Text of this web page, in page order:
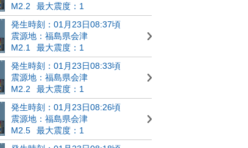
M2.2
最大震度：1
発生時刻：01月23日08:37頃
震源地：福島県会津
M2.1
最大震度：1
発生時刻：01月23日08:33頃
震源地：福島県会津
M2.2
最大震度：1
発生時刻：01月23日08:26頃
震源地：福島県会津
M2.5
最大震度：1